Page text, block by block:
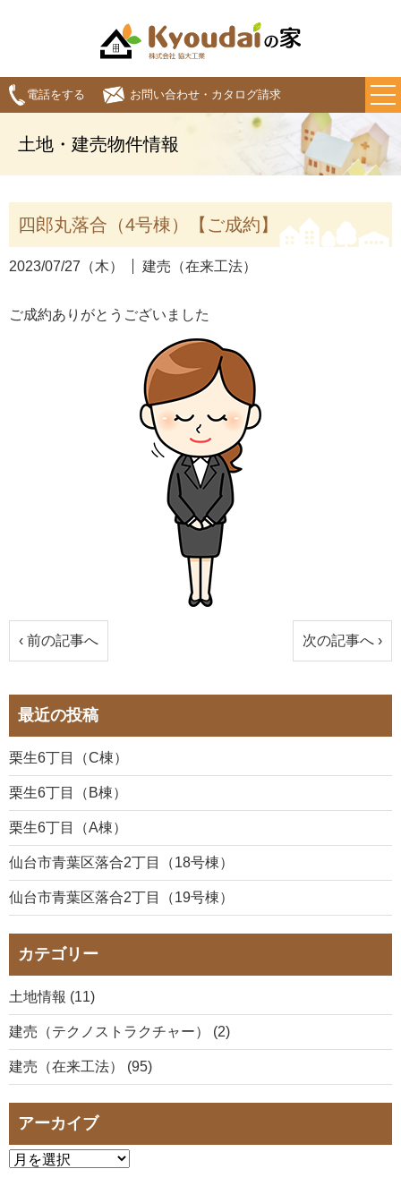
電話をする お問い合わせ・カタログ請求
土地・建売物件情報
四郎丸落合（4号棟）【ご成約】
2023/07/27（木） 建売（在来工法）
ご成約ありがとうございました
‹ 前の記事へ 次の記事へ ›
最近の投稿
栗生6丁目（C棟）
栗生6丁目（B棟）
栗生6丁目（A棟）
仙台市青葉区落合2丁目（18号棟）
仙台市青葉区落合2丁目（19号棟）
カテゴリー
土地情報 (11)
建売（テクノストラクチャー） (2)
建売（在来工法） (95)
アーカイブ